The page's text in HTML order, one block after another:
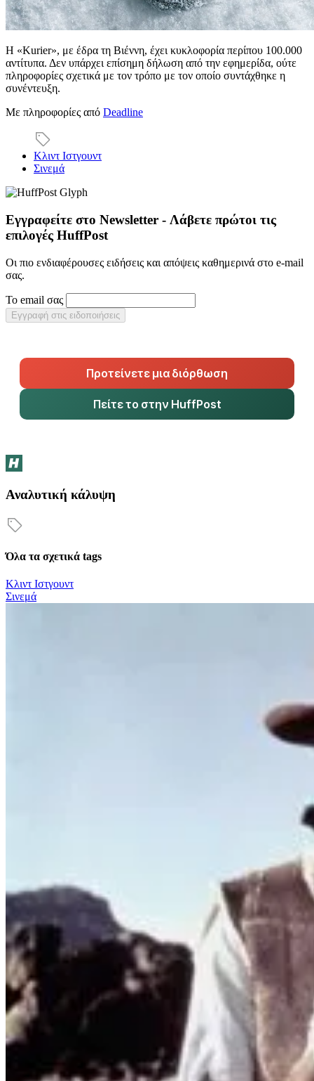
Η «Kurier», με έδρα τη Βιέννη, έχει κυκλοφορία περίπου 100.000
αντίτυπα. Δεν υπάρχει επίσημη δήλωση από την εφημερίδα, ούτε
πληροφορίες σχετικά με τον τρόπο με τον οποίο συντάχθηκε η
συνέντευξη.
Με πληροφορίες από Deadline
Κλιντ Ιστγουντ
Σινεμά
Εγγραφείτε στο Newsletter - Λάβετε πρώτοι τις
επιλογές HuffPost
Οι πιο ενδιαφέρουσες ειδήσεις και απόψεις καθημερινά στο e-mail
σας.
Το email σας
Εγγραφή στις ειδοποιήσεις
Προτείνετε μια διόρθωση
Πείτε το στην HuffPost
Αναλυτική κάλυψη
Όλα τα σχετικά tags
Κλιντ Ιστγουντ
Σινεμά